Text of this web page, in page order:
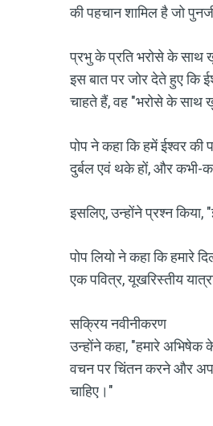
की पहचान शामिल है जो
प्रभु के प्रति भरोसे के साथ
इस बात पर जोर देते हुए कि
चाहते हैं, वह "भरोसे के साथ
पोप ने कहा कि हमें ईश्वर की
दुर्बल एवं थके हों, और कभी-
इसलिए, उन्होंने प्रश्न
पोप लियो ने कहा कि हमारे
एक पवित्र, यूखरिस्तीय
सक्रिय नवीनीकरण
उन्होंने कहा, "हमारे अभिषेक
वचन पर चिंतन करने और अपने
चाहिए।"